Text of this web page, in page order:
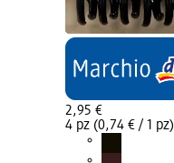
2,95 €
4 pz (0,74 € / 1 pz)